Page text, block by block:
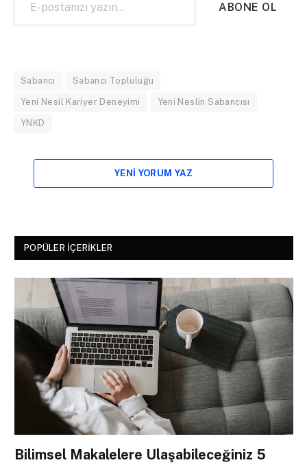
ABONE OL
Sabancı Sabancı Topluluğu
Yeni Nesil Kariyer Deneyimi Yeni Neslin Sabancısı
YNKD
YENI YORUM YAZ
POPÜLER İÇERIKLER
Bilimsel Makalelere Ulaşabileceğiniz 5